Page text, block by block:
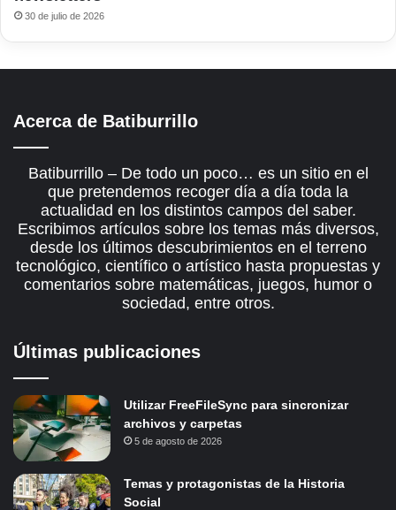
30 de julio de 2026
Acerca de Batiburrillo
Batiburrillo – De todo un poco… es un sitio en el
que pretendemos recoger día a día toda la
actualidad en los distintos campos del saber.
Escribimos artículos sobre los temas más diversos,
desde los últimos descubrimientos en el terreno
tecnológico, científico o artístico hasta propuestas y
comentarios sobre matemáticas, juegos, humor o
sociedad, entre otros.
Últimas publicaciones
Utilizar FreeFileSync para sincronizar
archivos y carpetas
5 de agosto de 2026
Temas y protagonistas de la Historia
Social